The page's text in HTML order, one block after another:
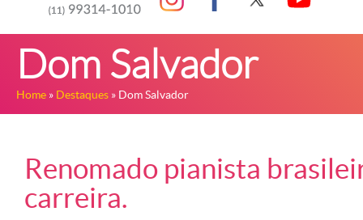
Dom Salvador
Home » Destaques » Dom Salvador
Renomado pianista
carreira.